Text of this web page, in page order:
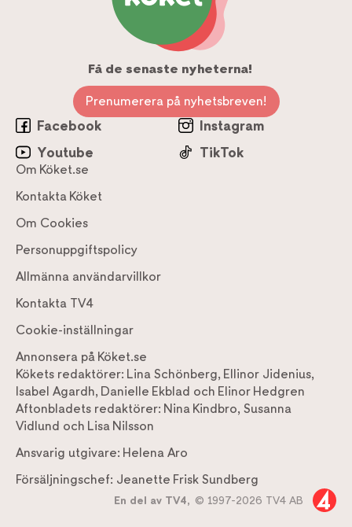
Få de senaste nyheterna!
Prenumerera på nyhetsbreven!
Facebook
Instagram
Youtube
TikTok
Om Köket.se
Kontakta Köket
Om Cookies
Personuppgiftspolicy
Allmänna användarvillkor
Kontakta TV4
Cookie-inställningar
Annonsera på Köket.se
Kökets redaktörer: Lina Schönberg, Ellinor Jidenius,
Isabel Agardh, Danielle Ekblad och Elinor Hedgren
Aftonbladets redaktörer: Nina Kindbro, Susanna
Vidlund och Lisa Nilsson
Ansvarig utgivare: Helena Aro
Försäljningschef: Jeanette Frisk Sundberg
En del av TV4, © 1997-2026 TV4 AB